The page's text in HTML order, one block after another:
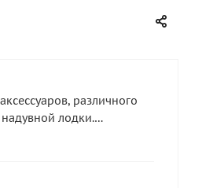
различного
лодки.
с помощью четырех